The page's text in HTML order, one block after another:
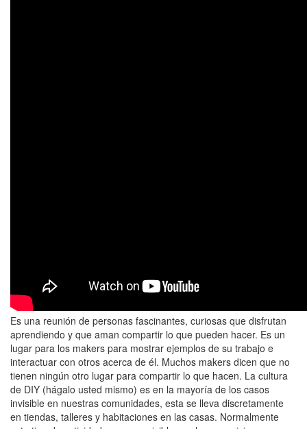
Es una reunión de personas fascinantes, curiosas que disfrutan
aprendiendo y que aman compartir lo que pueden hacer. Es un
lugar para los makers para mostrar ejemplos de su trabajo e
interactuar con otros acerca de él. Muchos makers dicen que no
tienen ningún otro lugar para compartir lo que hacen. La cultura
de DIY (hágalo usted mismo) es en la mayoría de los casos
invisible en nuestras comunidades, esta se lleva discretamente
en tiendas, talleres y habitaciones en las casas. Normalmente